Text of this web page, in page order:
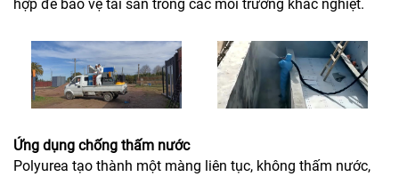
hợp để bảo vệ tài sản trong các môi trường khắc nghiệt.
Ứng dụng chống thấm nước
Polyurea tạo thành một màng liên tục, không thấm nước,